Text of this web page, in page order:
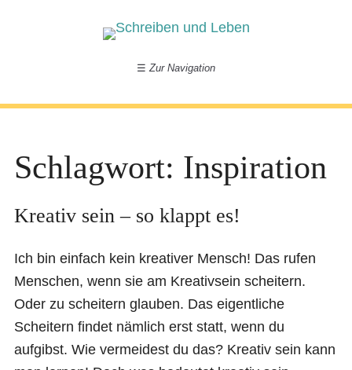
☰ Zur Navigation
Schlagwort: Inspiration
Kreativ sein – so klappt es!
Ich bin einfach kein kreativer Mensch! Das rufen
Menschen, wenn sie am Kreativsein scheitern.
Oder zu scheitern glauben. Das eigentliche
Scheitern findet nämlich erst statt, wenn du
aufgibst. Wie vermeidest du das? Kreativ sein kann